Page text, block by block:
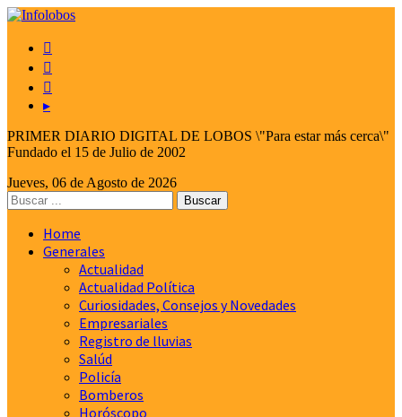



▸
PRIMER DIARIO DIGITAL DE LOBOS \"Para estar más cerca\"
Fundado el 15 de Julio de 2002
Jueves, 06 de Agosto de 2026
Home
Generales
Actualidad
Actualidad Política
Curiosidades, Consejos y Novedades
Empresariales
Registro de lluvias
Salúd
Policía
Bomberos
Horóscopo